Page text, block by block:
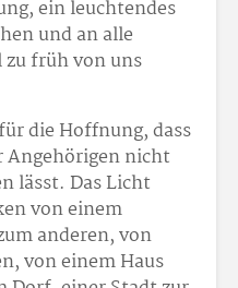
ein leuchtendes
und an alle
früh von uns
die Hoffnung, dass
Angehörigen nicht
lässt. Das Licht
von einem
anderen, von
von einem Haus